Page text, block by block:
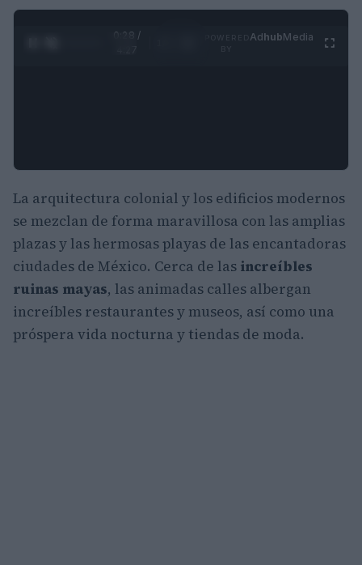
0:30 /
AdhubMedia
La arquitectura colonial y los edificios modernos
se mezclan de forma maravillosa con las amplias
plazas y las hermosas playas de las encantadoras
ciudades de México. Cerca de las increíbles
ruinas mayas, las animadas calles albergan
increíbles restaurantes y museos, así como una
próspera vida nocturna y tiendas de moda.